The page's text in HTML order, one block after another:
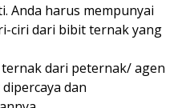
Anda harus mempunyai
ciri dari bibit ternak yang
dari peternak/ agen
dan